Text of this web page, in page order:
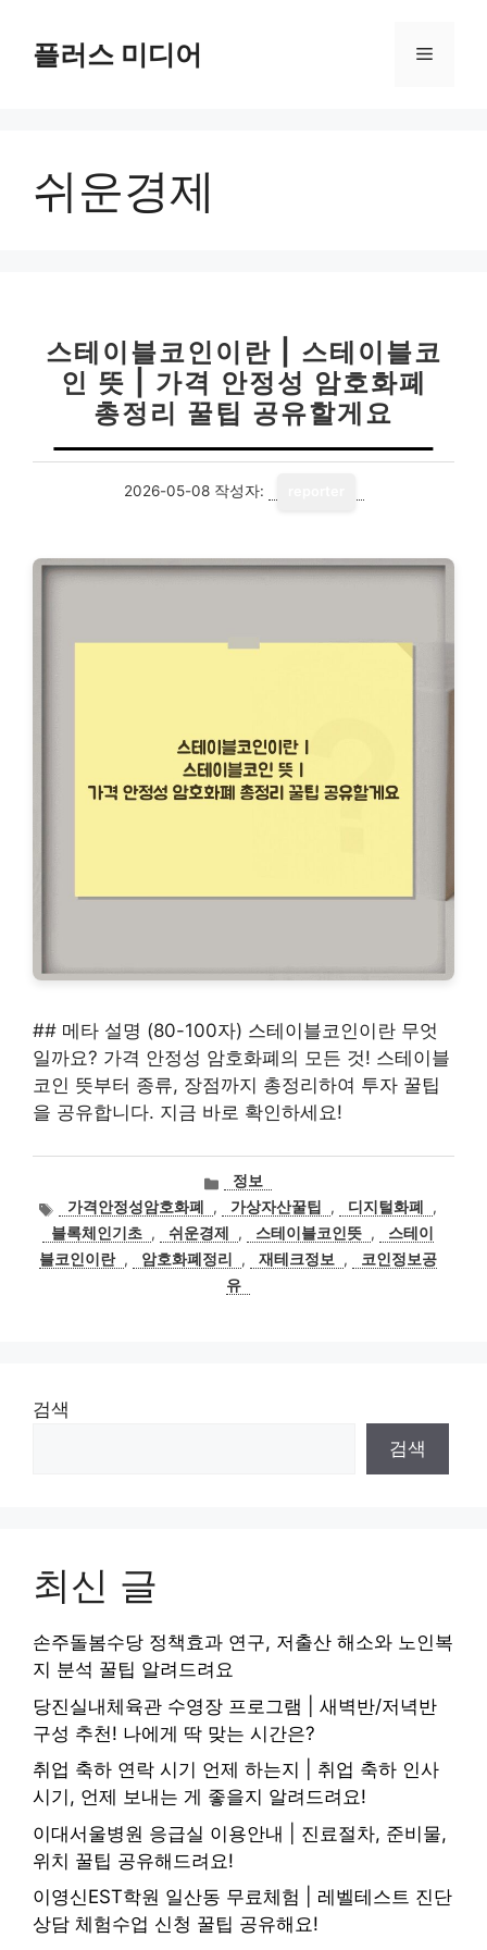
플러스 미디어 메
쉬운경제
스테이블코인이란 | 스테이블코
인 뜻 | 가격 안정성 암호화폐
총정리 꿀팁 공유할게요
2026-05-08 작성자:
## 메타 설명 (80-100자) 스테이블코인이란 무엇
일까요? 가격 안정성 암호화폐의 모든 것! 스테이블
코인 뜻부터 종류, 장점까지 총정리하여 투자 꿀팁
을 공유합니다. 지금 바로 확인하세요!
카
테
고
리
정보
태
그
가격안정성암호화폐 , 가상자산꿀팁 , 디지털화폐
,
블록체인기초 , 쉬운경제 , 스테이블코인뜻 ,
스테이
블코인이란 , 암호화폐정리 , 재테크정보 ,
코인정보공
유
검색
검색
최신 글
손주돌봄수당 정책효과 연구, 저출산 해소와 노인복
지 분석 꿀팁 알려드려요
당진실내체육관 수영장 프로그램 | 새벽반/저녁반
구성 추천! 나에게 딱 맞는 시간은?
취업 축하 연락 시기 언제 하는지 | 취업 축하 인사
시기, 언제 보내는 게 좋을지 알려드려요!
이대서울병원 응급실 이용안내 | 진료절차, 준비물,
위치 꿀팁 공유해드려요!
이영신EST학원 일산동 무료체험 | 레벨테스트 진단
상담 체험수업 신청 꿀팁 공유해요!